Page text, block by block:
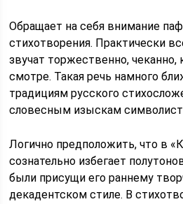
Обращает на себя внимание
стихотворения. Практически
звучат торжественно, чеканно,
смотре. Такая речь намного
традициям русского
словесным изыскам
Логично предположить, что в
сознательно избегает
были присущи его раннему
декадентском стиле. В